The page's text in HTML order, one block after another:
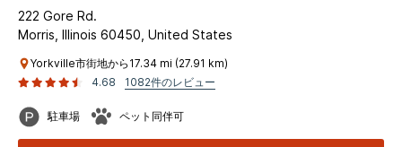
222 Gore Rd.
Morris, Illinois 60450, United States
Yorkville市街地から17.34 mi (27.91 km)
4.68
1082件のレビュー
駐車場 ペット同伴可